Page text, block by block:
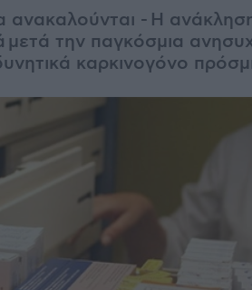
ανακαλούνται - Η
μετά την παγκόσμια
καρκινογόνο